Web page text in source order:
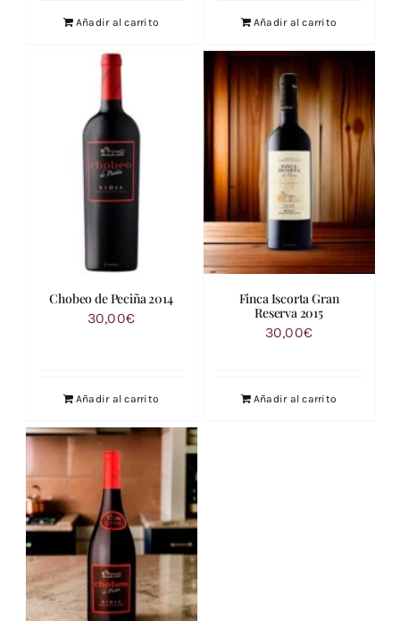
Añadir al carrito Añadir al carrito
Chobeo de Peciña 2014
30,00€
Añadir al carrito
Finca Iscorta Gran
Reserva 2015
30,00€
Añadir al carrito